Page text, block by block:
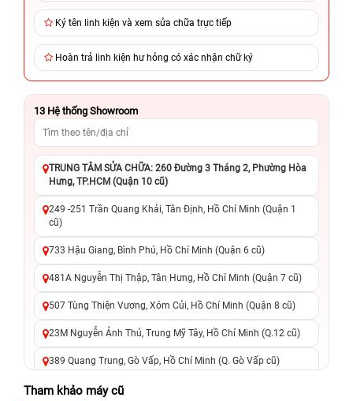
Ký tên linh kiện và xem sửa chữa trực tiếp
Hoàn trả linh kiện hư hỏng có xác nhận chữ ký
13 Hệ thống Showroom
TRUNG TÂM SỬA CHỮA: 260 Đường 3 Tháng 2, Phường Hòa
Hưng, TP.HCM (Quận 10 cũ)
249 -251 Trần Quang Khải, Tân Định, Hồ Chí Minh (Quận 1
cũ)
733 Hậu Giang, Bình Phú, Hồ Chí Minh (Quận 6 cũ)
481A Nguyễn Thị Thập, Tân Hưng, Hồ Chí Minh (Quận 7 cũ)
507 Tùng Thiện Vương, Xóm Củi, Hồ Chí Minh (Quận 8 cũ)
23M Nguyễn Ảnh Thủ, Trung Mỹ Tây, Hồ Chí Minh (Q.12 cũ)
389 Quang Trung, Gò Vấp, Hồ Chí Minh (Q. Gò Vấp cũ)
625 - 625A Âu Cơ, Tân Phú, Hồ Chí Minh (Quận Tân Phú cũ)
Tham khảo máy cũ